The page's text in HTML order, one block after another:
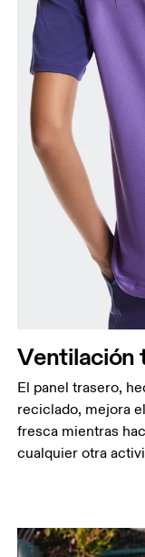
Ventilación
El panel trasero,
reciclado, mejora
fresca mientras
cualquier otra